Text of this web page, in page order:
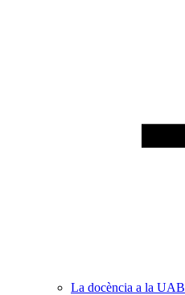
La docència a la UAB